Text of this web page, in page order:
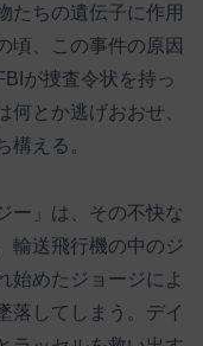
たちの遺伝子に作用
頃、この事件の原因
が捜査令状を持っ
とか逃げおおせ、
構える。
ー」は、その不快な
輸送飛行機の中のジ
始めたジョージによ
落してしまう。デイ